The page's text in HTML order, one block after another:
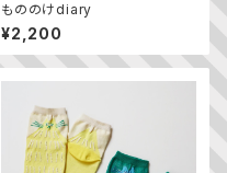
もののけdiary
¥2,200